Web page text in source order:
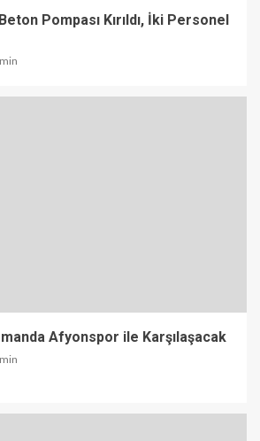
Pompası Kırıldı, İki Personel
Afyonspor ile Karşılaşacak